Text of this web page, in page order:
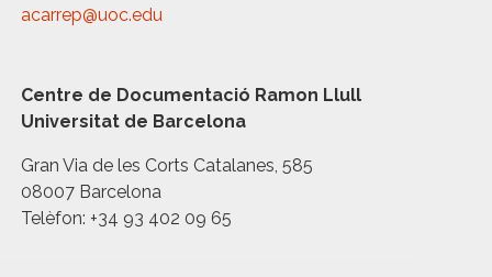
acarrep@uoc.edu
Centre de Documentació Ramon Llull
Universitat de Barcelona
Gran Via de les Corts Catalanes, 585
08007 Barcelona
Telèfon: +34 93 402 09 65